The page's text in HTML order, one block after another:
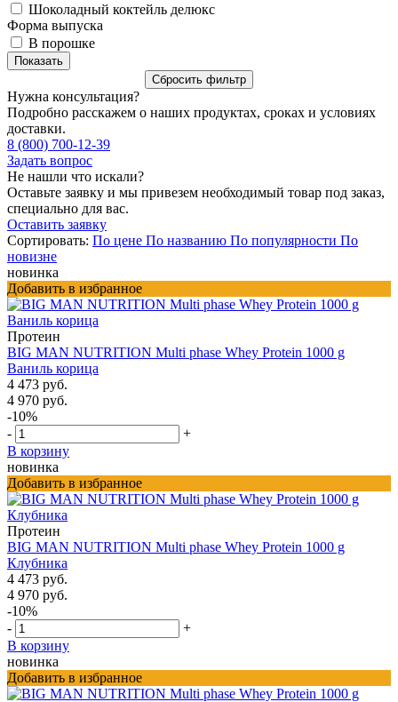
Шоколадный коктейль делюкс
Форма выпуска
В порошке
Нужна консультация?
Подробно расскажем о наших продуктах, сроках и условиях
доставки.
8 (800) 700-12-39
Задать вопрос
Не нашли что искали?
Оставьте заявку и мы привезем необходимый товар под заказ,
специально для вас.
Оставить заявку
Сортировать: По цене По названию По популярности По
новизне
новинка
Добавить в избранное
Протеин
BIG MAN NUTRITION Multi phase Whey Protein 1000 g
Ваниль корица
4 473 руб.
4 970 руб.
-10%
-
+
В корзину
новинка
Добавить в избранное
Протеин
BIG MAN NUTRITION Multi phase Whey Protein 1000 g
Клубника
4 473 руб.
4 970 руб.
-10%
-
+
В корзину
новинка
Добавить в избранное